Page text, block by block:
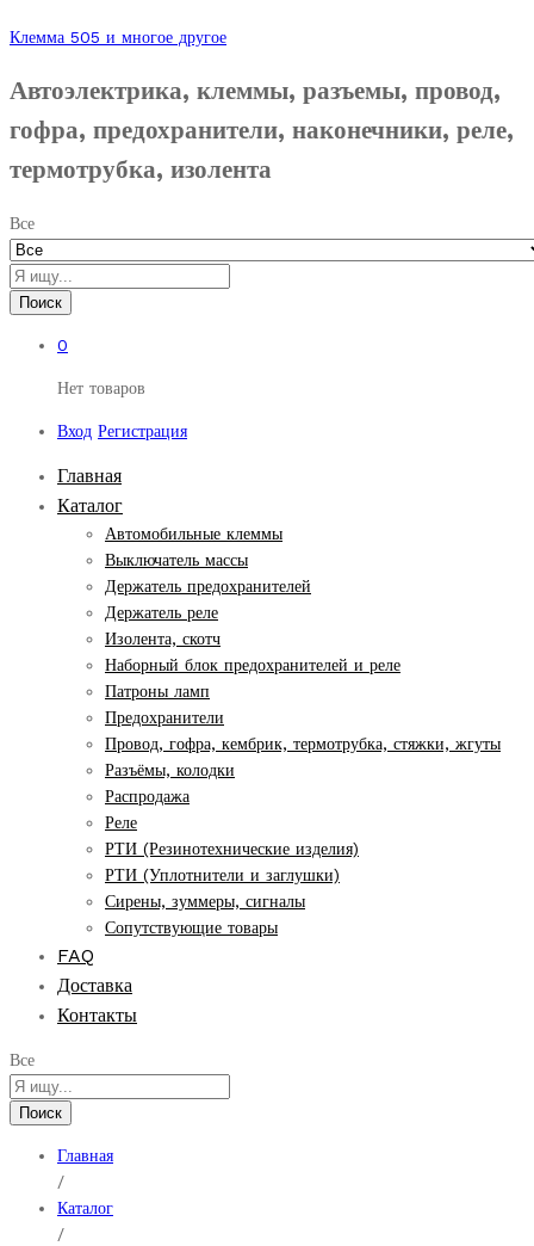
Клемма 505 и многое другое
Автоэлектрика, клеммы, разъемы, провод,
гофра, предохранители, наконечники, реле,
термотрубка, изолента
Все
Поиск
0
Нет товаров
Вход Регистрация
Главная
Каталог
Автомобильные клеммы
Выключатель массы
Держатель предохранителей
Держатель реле
Изолента, скотч
Наборный блок предохранителей и реле
Патроны ламп
Предохранители
Провод, гофра, кембрик, термотрубка, стяжки, жгуты
Разъёмы, колодки
Распродажа
Реле
РТИ (Резинотехнические изделия)
РТИ (Уплотнители и заглушки)
Сирены, зуммеры, сигналы
Сопутствующие товары
FAQ
Доставка
Контакты
Все
Поиск
Главная
/
Каталог
/